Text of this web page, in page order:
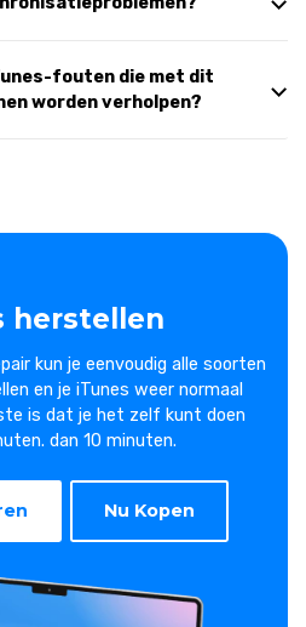
fouten die met dit
worden verholpen?
herstellen
kun je eenvoudig alle soorten
en je iTunes weer normaal
is dat je het zelf kunt doen
dan 10 minuten.
Nu Kopen